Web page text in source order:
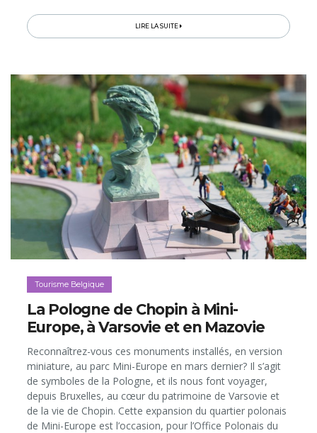
Lisez ce guide...
LIRE LA SUITE
Tourisme Belgique
La Pologne de Chopin à Mini-
Europe, à Varsovie et en Mazovie
Reconnaîtrez-vous ces monuments installés, en version
miniature, au parc Mini-Europe en mars dernier? Il s’agit
de symboles de la Pologne, et ils nous font voyager,
depuis Bruxelles, au cœur du patrimoine de Varsovie et
de la vie de Chopin. Cette expansion du quartier polonais
de Mini-Europe est l’occasion, pour l’Office Polonais du